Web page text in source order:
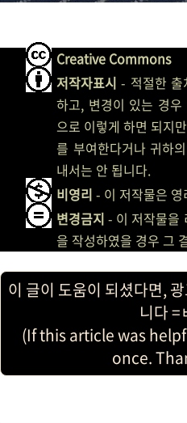
Creative Commons
저작자표시 - 적절한 출
하고, 변경이 있는 경
으로 이렇게 하면 되지
를 부여한다거나 귀하
내서는 안 됩니다.
비영리 - 이 저작물은
변경금지 - 이 저작물을
을 작성하였을 경우 그
이 글이 도움이 되셨다면,
니다 =
(If this article was
once.